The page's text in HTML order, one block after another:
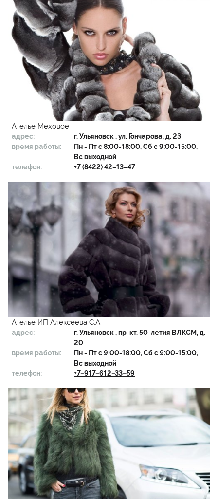
Ателье Меховое
адрес: г.Ульяновск, ул. Гончарова, д. 23
время работы:
Пн - Пт с 8:00-18:00, Сб с 9:00-15:00,
Вс выходной
телефон:
+7 (8422) 42–13–47
Ателье ИП Алексеева С.А.
адрес: г.Ульяновск, пр-кт. 50-летия ВЛКСМ, д.
20
время работы:
Пн - Пт с 9:00-18:00, Сб с 9:00-15:00,
Вс выходной
телефон:
+7–917–612–33–59